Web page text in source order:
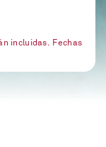
incluidas. Fechas